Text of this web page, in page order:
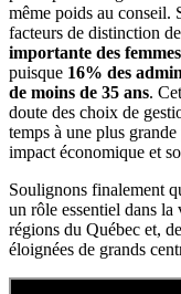
même poids au conseil.
facteurs de distinction
importante des
puisque 16% des
de moins de 35 ans.
doute des choix de
temps à une plus
impact économique et
Soulignons finalement
un rôle essentiel dans
régions du Québec et,
éloignées de grands